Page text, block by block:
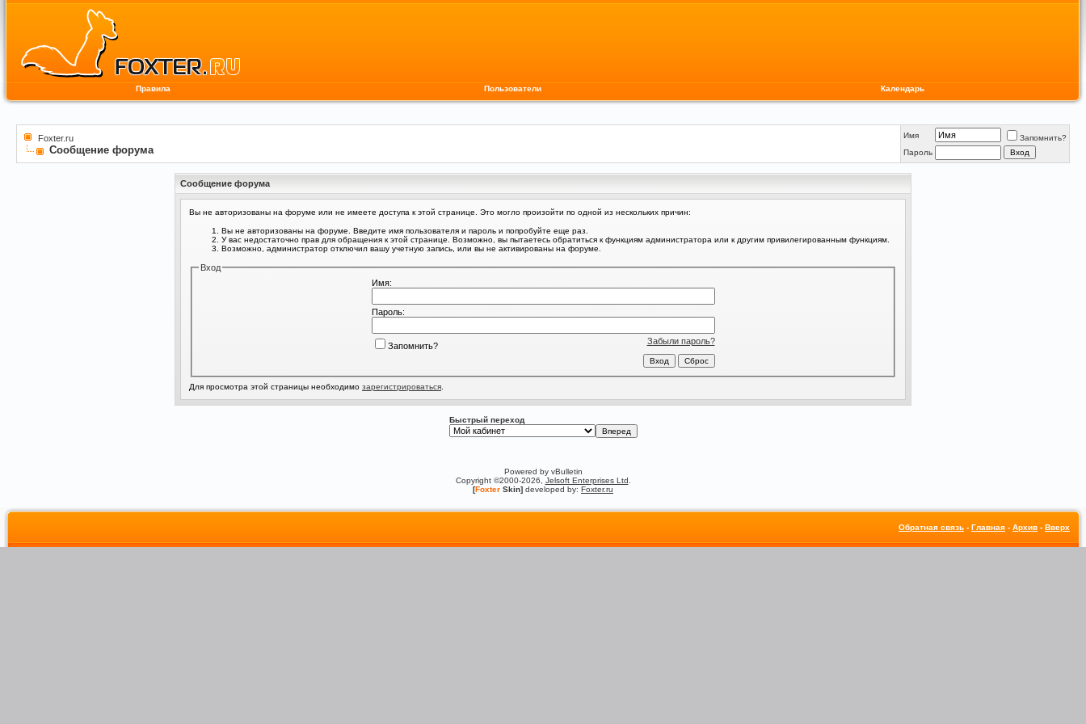
Правила Пользователи Календарь
Foxter.ru
Сообщение форума
Имя
Запомнить?
Пароль
Сообщение форума
Вы не авторизованы на форуме или не имеете доступа к этой странице. Это могло произойти по одной из нескольких причин:
Вы не авторизованы на форуме. Введите имя пользователя и пароль и попробуйте еще раз.
У вас недостаточно прав для обращения к этой странице. Возможно, вы пытаетесь обратиться к функциям администратора или к другим привилегированным функциям.
Возможно, администратор отключил вашу учетную запись, или вы не активированы на форуме.
Вход
Имя:
Пароль:
Забыли пароль?
Запомнить?
Для просмотра этой страницы необходимо зарегистрироваться
Быстрый переход
Powered by vBulletin
Copyright ©2000-2026, Jelsoft Enterprises Ltd
[Foxter Skin] developed by: Foxter.ru
Обратная связь - Главная - Архив - Вверх